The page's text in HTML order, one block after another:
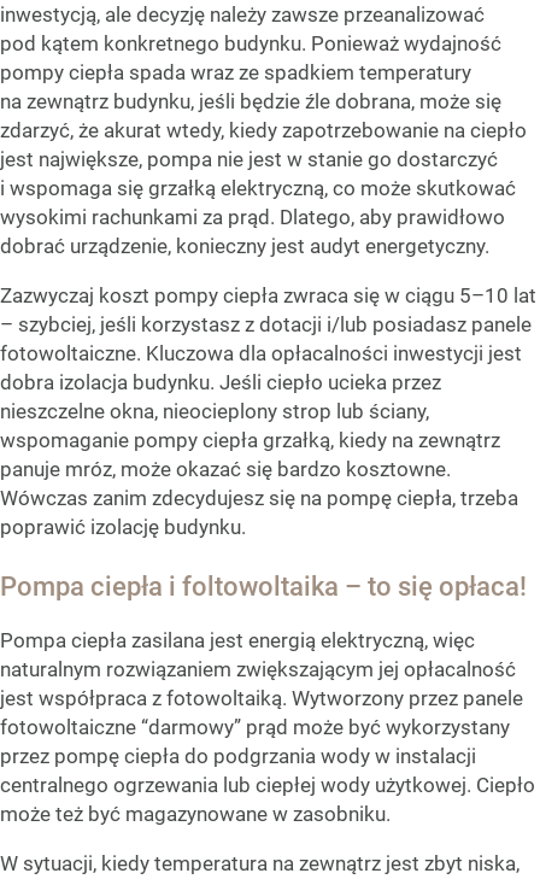
inwestycją, ale decyzję należy zawsze przeanalizować
pod kątem konkretnego budynku. Ponieważ wydajność
pompy ciepła spada wraz ze spadkiem temperatury
na zewnątrz budynku, jeśli będzie źle dobrana, może się
zdarzyć, że akurat wtedy, kiedy zapotrzebowanie na ciepło
jest największe, pompa nie jest w stanie go dostarczyć
i wspomaga się grzałką elektryczną, co może skutkować
wysokimi rachunkami za prąd. Dlatego, aby prawidłowo
dobrać urządzenie, konieczny jest audyt energetyczny.
Zazwyczaj koszt pompy ciepła zwraca się w ciągu 5–10 lat
– szybciej, jeśli korzystasz z dotacji i/lub posiadasz panele
fotowoltaiczne. Kluczowa dla opłacalności inwestycji jest
dobra izolacja budynku. Jeśli ciepło ucieka przez
nieszczelne okna, nieocieplony strop lub ściany,
wspomaganie pompy ciepła grzałką, kiedy na zewnątrz
panuje mróz, może okazać się bardzo kosztowne.
Wówczas zanim zdecydujesz się na pompę ciepła, trzeba
poprawić izolację budynku.
Pompa ciepła i foltowoltaika – to się opłaca!
Pompa ciepła zasilana jest energią elektryczną, więc
naturalnym rozwiązaniem zwiększającym jej opłacalność
jest współpraca z fotowoltaiką. Wytworzony przez panele
fotowoltaiczne “darmowy” prąd może być wykorzystany
przez pompę ciepła do podgrzania wody w instalacji
centralnego ogrzewania lub ciepłej wody użytkowej. Ciepło
może też być magazynowane w zasobniku.
W sytuacji, kiedy temperatura na zewnątrz jest zbyt niska,